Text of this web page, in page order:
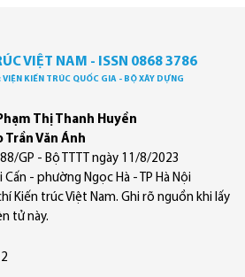
VIỆT NAM - ISSN 0868 3786
KIẾN TRÚC QUỐC GIA - BỘ XÂY DỰNG
Thị Thanh Huyền
Trần Văn Ánh
GP - Bộ TTTT ngày 11/8/2023
Cấn - phường Ngọc Hà - TP Hà Nội
Kiến trúc Việt Nam. Ghi rõ nguồn khi lấy
tử này.